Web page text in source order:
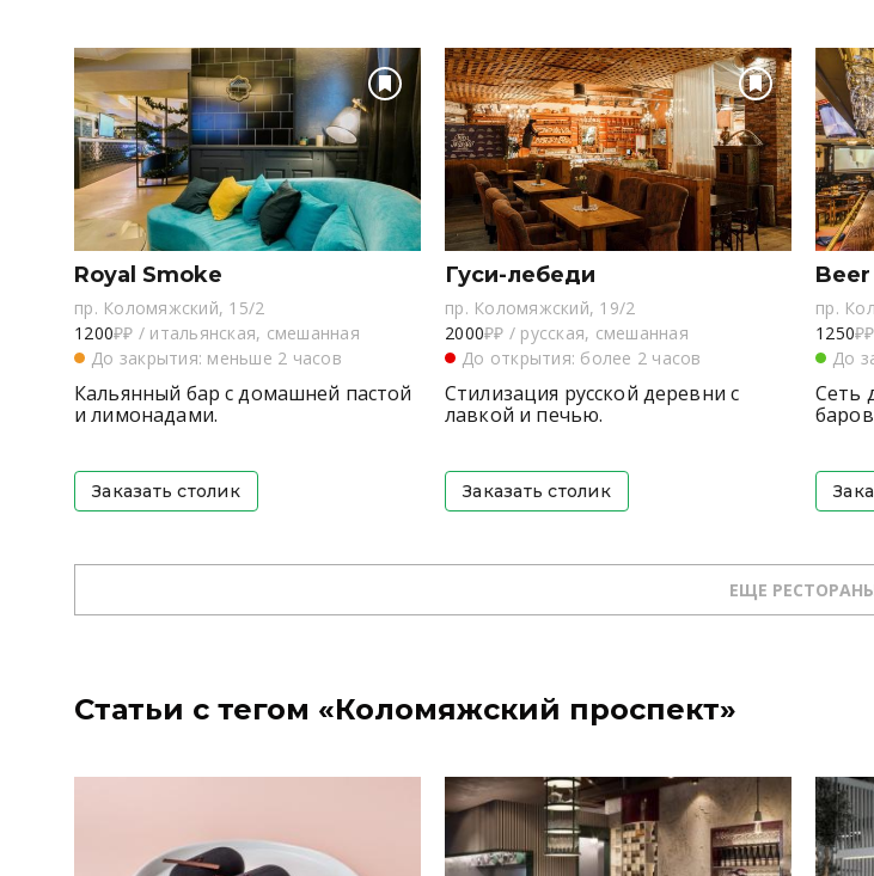
Royal Smoke
пр. Коломяжский, 15/2
1200₽₽ / итальянская, смешанная
До закрытия: меньше 2 часов
Кальянный бар с домашней пастой
и лимонадами.
Заказать столик
Гуси-лебеди
пр. Коломяжский, 19/2
2000₽₽ / русская, смешанная
До открытия: более 2 часов
Стилизация русской деревни с
лавкой и печью.
Заказать столик
пр.
1250₽₽
До
Сеть
ЕЩЕ
Статьи с тегом «Коломяжский проспект»